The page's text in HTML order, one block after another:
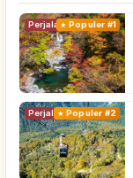
PerjalananPopuler #1
PerjalananPopuler #2